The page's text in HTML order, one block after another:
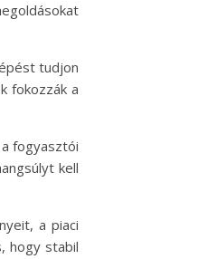
tudjon
fokozzák a
fogyasztói
kell
a piaci
hogy stabil